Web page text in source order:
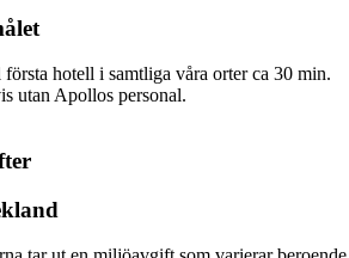
hotell i samtliga våra orter ca 30 min.
utan Apollos personal.